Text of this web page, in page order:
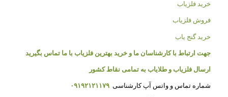
خرید فلزیاب
فروش فلزیاب
خرید گنج یاب
جهت ارتباط با کارشناسان ما و خرید بهترین فلزیاب با ما تماس بگیرید
ارسال فلزیاب و طلایاب به تمامی نقاط کشور
شماره تماس و واتس آپ کارشناسی ۰۹۱۹۲۱۲۱۱۷۹